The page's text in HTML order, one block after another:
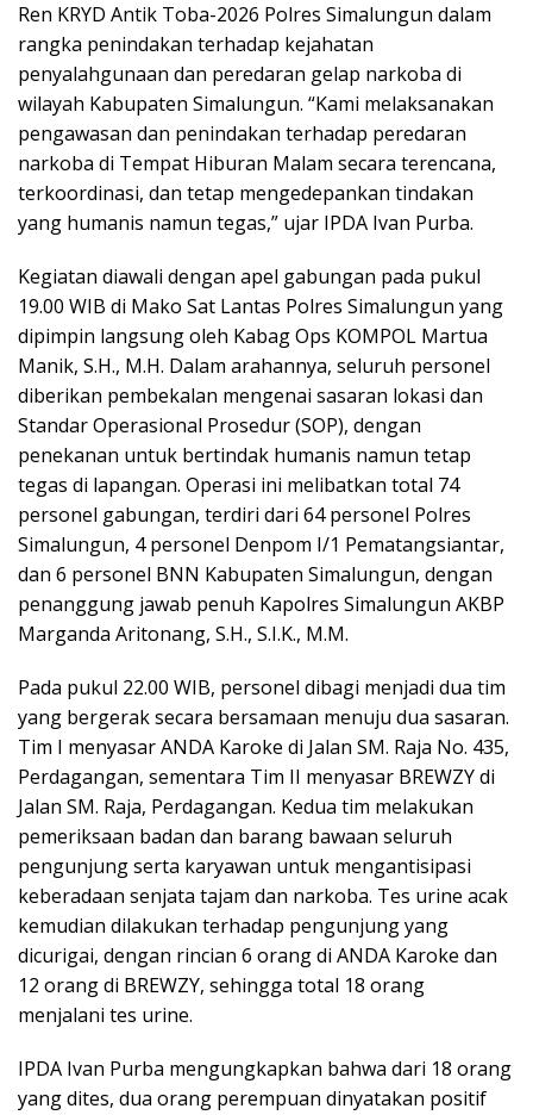
Ren KRYD Antik Toba-2026 Polres Simalungun dalam
rangka penindakan terhadap kejahatan
penyalahgunaan dan peredaran gelap narkoba di
wilayah Kabupaten Simalungun. “Kami melaksanakan
pengawasan dan penindakan terhadap peredaran
narkoba di Tempat Hiburan Malam secara terencana,
terkoordinasi, dan tetap mengedepankan tindakan
yang humanis namun tegas,” ujar IPDA Ivan Purba.
Kegiatan diawali dengan apel gabungan pada pukul
19.00 WIB di Mako Sat Lantas Polres Simalungun yang
dipimpin langsung oleh Kabag Ops KOMPOL Martua
Manik, S.H., M.H. Dalam arahannya, seluruh personel
diberikan pembekalan mengenai sasaran lokasi dan
Standar Operasional Prosedur (SOP), dengan
penekanan untuk bertindak humanis namun tetap
tegas di lapangan. Operasi ini melibatkan total 74
personel gabungan, terdiri dari 64 personel Polres
Simalungun, 4 personel Denpom I/1 Pematangsiantar,
dan 6 personel BNN Kabupaten Simalungun, dengan
penanggung jawab penuh Kapolres Simalungun AKBP
Marganda Aritonang, S.H., S.I.K., M.M.
Pada pukul 22.00 WIB, personel dibagi menjadi dua tim
yang bergerak secara bersamaan menuju dua sasaran.
Tim I menyasar ANDA Karoke di Jalan SM. Raja No. 435,
Perdagangan, sementara Tim II menyasar BREWZY di
Jalan SM. Raja, Perdagangan. Kedua tim melakukan
pemeriksaan badan dan barang bawaan seluruh
pengunjung serta karyawan untuk mengantisipasi
keberadaan senjata tajam dan narkoba. Tes urine acak
kemudian dilakukan terhadap pengunjung yang
dicurigai, dengan rincian 6 orang di ANDA Karoke dan
12 orang di BREWZY, sehingga total 18 orang
menjalani tes urine.
IPDA Ivan Purba mengungkapkan bahwa dari 18 orang
yang dites, dua orang perempuan dinyatakan positif